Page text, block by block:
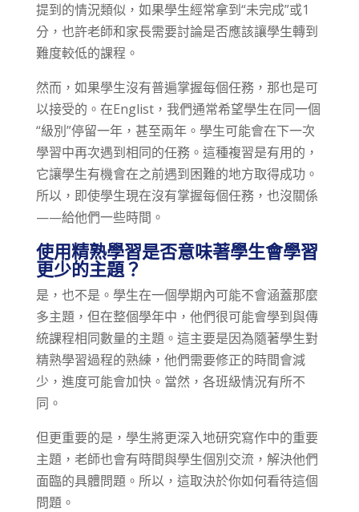
提到的情況類似，如果學生經常拿到“未完成”或1
分，也許老師和家長需要討論是否應該讓學生轉到
難度較低的課程。
然而，如果學生沒有普遍掌握每個任務，那也是可
以接受的。在Englist，我們通常希望學生在同一個
“級別”停留一年，甚至兩年。學生可能會在下一次
學習中再次遇到相同的任務。這種複習是有用的，
它讓學生有機會在之前遇到困難的地方取得成功。
所以，即使學生現在沒有掌握每個任務，也沒關係
——給他們一些時間。
使用精熟學習是否意味著學生會學習
更少的主題？
是，也不是。學生在一個學期內可能不會涵蓋那麼
多主題，但在整個學年中，他們很可能會學到與傳
統課程相同數量的主題。這主要是因為隨著學生對
精熟學習過程的熟練，他們需要修正的時間會減
少，進度可能會加快。當然，各班級情況有所不
同。
但更重要的是，學生將更深入地研究寫作中的重要
主題，老師也會有時間與學生個別交流，解決他們
面臨的具體問題。所以，這取決於你如何看待這個
問題。